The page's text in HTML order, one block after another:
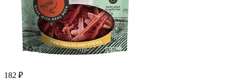
182 ₽